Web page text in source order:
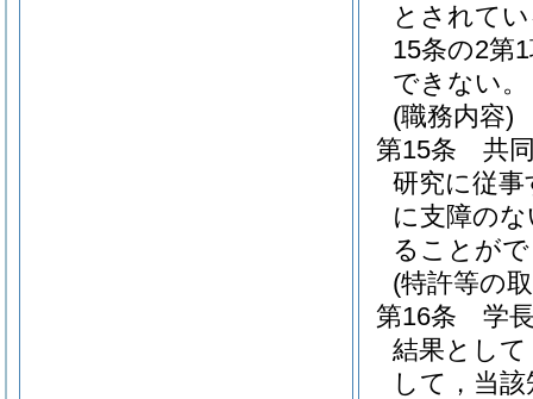
とされて
15条の2第
できない。
(職務内容)
第15条
共
研究に従
に支障の
ることが
(特許等の
第16条
学
結果とし
して，当